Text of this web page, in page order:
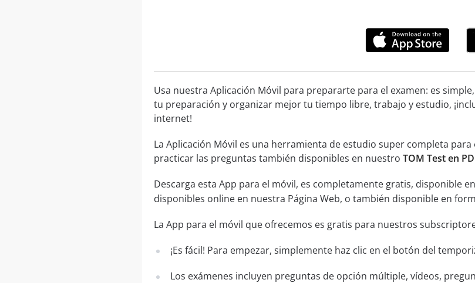
Usa nuestra Aplicación Móvil para prepararte para el examen: es
tu preparación y organizar mejor tu tiempo libre, trabajo y estudio,
internet!
La Aplicación Móvil es una herramienta de estudio super completa
practicar las preguntas también disponibles en nuestro TOM Test en
Descarga esta App para el móvil, es completamente gratis, disponible
disponibles online en nuestra Página Web, o también disponible en
La App para el móvil que ofrecemos es gratis para nuestros
¡Es fácil! Para empezar, simplemente haz clic en el botón del
Los exámenes incluyen preguntas de opción múltiple, vídeos,